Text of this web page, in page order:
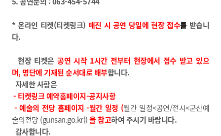
* 온라인 티켓(티켓링크) 매진 시 공연 당일에 현장 접수를받습니
다.
현장 티켓은공연 시작 1시간 전부터 현장에서 접수 받고 있으
며, 명단에 기재된 순서대로 배부합니다.
자세한 사항은
- 티켓링크 예약홈페이지-공지사항
- 예술의 전당 홈페이지 -월간 일정 (월간 일정<공연/전시<군산예
술의전당 (gunsan.go.kr))을 참고하여 주시기 바랍니다.
감사합니다.